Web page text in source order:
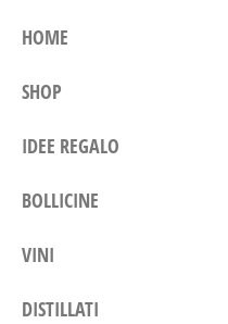
HOME
SHOP
IDEE REGALO
BOLLICINE
VINI
DISTILLATI